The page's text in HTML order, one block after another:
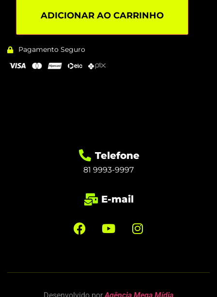
ADICIONAR AO CARRINHO
Pagamento Seguro
Telefone
81 9993-9997
E-mail